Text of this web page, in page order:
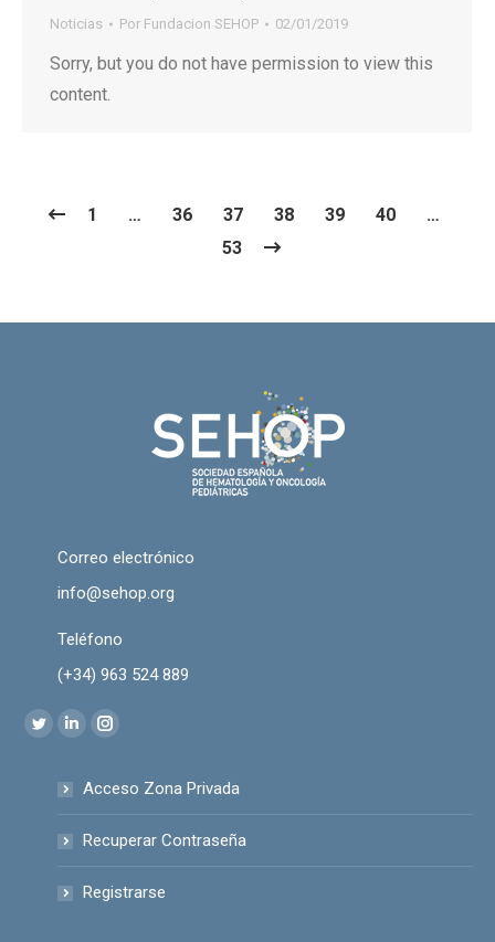
Noticias Por Fundacion SEHOP 02/01/2019
Sorry, but you do not have permission to view this
content.
1 … 36 37 38 39 40
…
53
Correo electrónico
info@sehop.org
Teléfono
(+34) 963 524 889
Encuéntranos en:
Twitter
opens
new
Linkedin
opens
new
Instagram
opens
new
Acceso Zona Privada
Recuperar Contraseña
Registrarse